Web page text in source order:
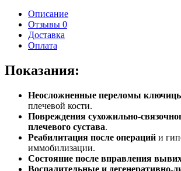
Описание
Отзывы 0
Доставка
Оплата
Показания:
Неосложненные переломы
плечевой кости.
Повреждения сухожильно-
плечевого сустава.
Реабилитация после операций и
иммобилизации.
Состояние после вправления